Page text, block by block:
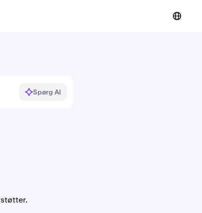
Spørg AI